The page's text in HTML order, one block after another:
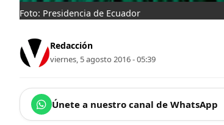
Foto: Presidencia de Ecuador
Redacción
viernes, 5 agosto 2016 - 05:39
Únete a nuestro canal de WhatsApp